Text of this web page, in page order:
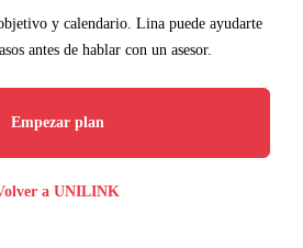
y calendario. Lina puede ayudarte
antes de hablar con un asesor.
Empezar plan
a UNILINK